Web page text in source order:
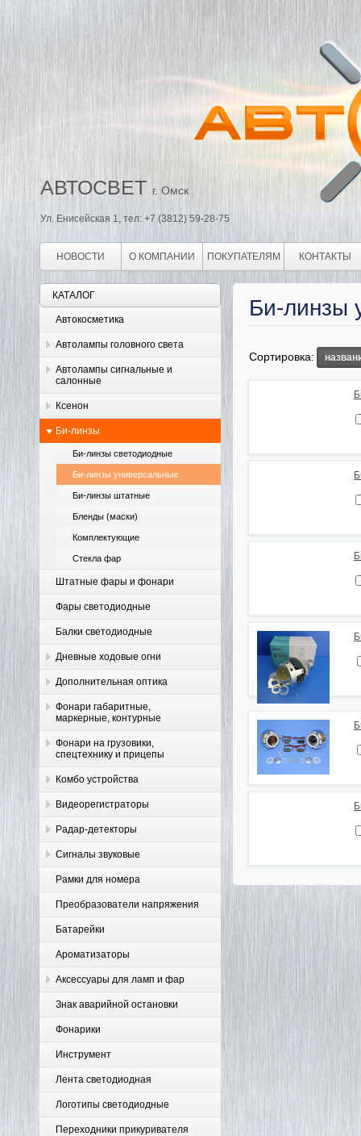
АВТОСВЕТ г. Омск
Ул. Енисейская 1, тел: +7 (3812) 59-28-75
НОВОСТИ О КОМПАНИИ ПОКУПАТЕЛЯМ КОНТАКТЫ
КАТАЛОГ
Автокосметика
Автолампы головного света
Автолампы сигнальные и
салонные
Ксенон
Би-линзы
Би-линзы светодиодные
Би-линзы универсальные
Би-линзы штатные
Бленды (маски)
Комплектующие
Стекла фар
Штатные фары и фонари
Фары светодиодные
Балки светодиодные
Дневные ходовые огни
Дополнительная оптика
Фонари габаритные,
маркерные, контурные
Фонари на грузовики,
спецтехнику и прицепы
Комбо устройства
Видеорегистраторы
Радар-детекторы
Сигналы звуковые
Рамки для номера
Преобразователи напряжения
Батарейки
Ароматизаторы
Аксессуары для ламп и фар
Знак аварийной остановки
Фонарики
Инструмент
Лента светодиодная
Логотипы светодиодные
Переходники прикуривателя
Би-линзы
Сортировка: